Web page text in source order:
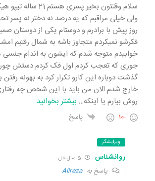
سلام وقتتون بخیر پسری
ولی خیلی مراقبم که یه درصد نه دختر نه
روز پیش با برادرم و دوستام یکی از دوستان
فکرشو نمیکردم متجاوز باشه به شمال رفتیم
خوابیدم متوجه شدم که ایشون به اندام
جوری که تعجب کردم اول فک کردم دستش
گذشت دوباره این کارو تکرار کرد به بهونه رفتن
خارج شدم الان من باید با این شخص چه
روش بیارم یا اینکه… بیشتر بخوانید
-10 پاسخ
ویرایشگر
روانشناس
پاسخ به Alireza